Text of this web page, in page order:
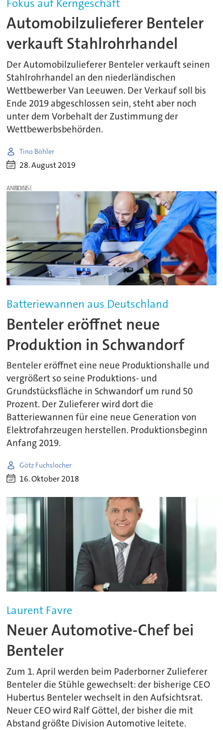
Fokus auf Kerngeschäft
Automobilzulieferer Benteler
verkauft Stahlrohrhandel
Der Automobilzulieferer Benteler verkauft seinen
Stahlrohrhandel an den niederländischen
Wettbewerber Van Leeuwen. Der Verkauf soll bis
Ende 2019 abgeschlossen sein, steht aber noch
unter dem Vorbehalt der Zustimmung der
Wettbewerbsbehörden.
Tino Böhler
28. August 2019
ANZEIGE
Batteriewannen aus Deutschland
Benteler eröffnet neue
Produktion in Schwandorf
Benteler eröffnet eine neue Produktionshalle und
vergrößert so seine Produktions- und
Grundstücksfläche in Schwandorf um rund 50
Prozent. Der Zulieferer wird dort die
Batteriewannen für eine neue Generation von
Elektrofahrzeugen herstellen. Produktionsbeginn
Anfang 2019.
Götz Fuchslocher
16. Oktober 2018
Laurent Favre
Neuer Automotive-Chef bei
Benteler
Zum 1. April werden beim Paderborner Zulieferer
Benteler die Stühle gewechselt: der bisherige CEO
Hubertus Benteler wechselt in den Aufsichtsrat.
Neuer CEO wird Ralf Göttel, der bisher die mit
Abstand größte Division Automotive leitete.